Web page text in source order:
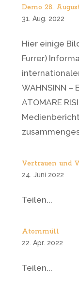
Demo 28.
31. Aug. 2022
Hier einige
Furrer)
WAHNSINN –
ATOMARE
Vertrauen und
24. Juni 2022
Teilen...
Atommüll
22. Apr. 2022
Teilen...